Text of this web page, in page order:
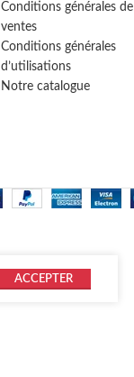
Conditions générales de
ventes
Conditions générales
d’utilisations
Notre catalogue
ACCEPTER